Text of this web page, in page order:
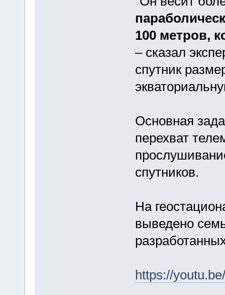
100 метров,
– сказал
спутник
Основная
перехват
спутников.
На
выведено
https://